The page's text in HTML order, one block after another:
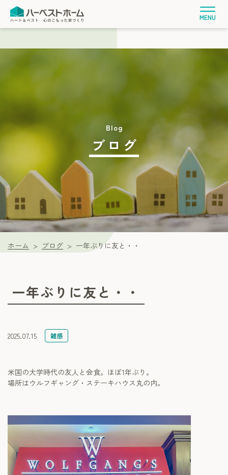
MENU
ブログ
ホーム ブログ 一年ぶりに友と・・
一年ぶりに友と・・
2025.07.15 雑感
米国の大学時代の友人と会食。ほぼ1年ぶり。
場所はウルフギャング・ステーキハウス丸の内。